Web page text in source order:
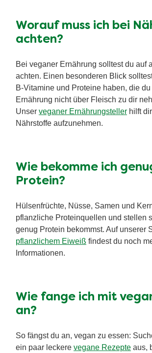
Worauf muss ich bei
achten?
Bei veganer Ernährung solltest du auf
achten. Einen besonderen Blick
B-Vitamine und Proteine haben, die
Ernährung nicht über Fleisch zu dir
Unser veganer Ernährungsteller hilft
Nährstoffe aufzunehmen.
Wie bekomme ich
Protein?
Hülsenfrüchte, Nüsse, Samen und
pflanzliche Proteinquellen und stellen
genug Protein bekommst. Auf unserer
pflanzlichem Eiweiß findest du noch
Informationen.
Wie fange ich mit
an?
So fängst du an, vegan zu essen:
ein paar leckere vegane Rezepte aus,